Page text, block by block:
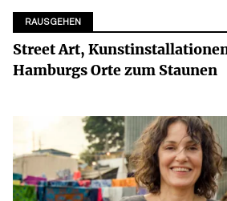
RAUSGEHEN
Street Art,
Hamburgs Orte zum Staunen